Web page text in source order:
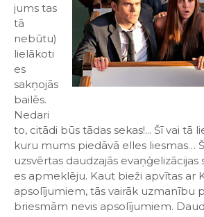
jums tas
tā
nebūtu)
lielākoti
es
sakņojās
bailēs.
Nedari
to, citādi būs tādas sekas!... Šī vai tā
kuru mums piedāvā elles liesmas…
uzsvērtas daudzajās evaņģelizācijas
es apmeklēju. Kaut bieži apvītas ar
apsolījumiem, tās vairāk uzmanību
briesmām nevis apsolījumiem.